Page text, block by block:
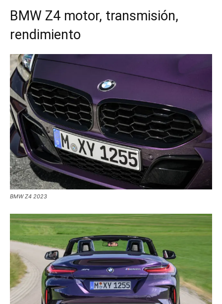
BMW Z4 motor, transmisión,
rendimiento
BMW Z4 2023